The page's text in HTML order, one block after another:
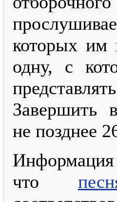
которых им
одну, с
Завершить
не позднее
что